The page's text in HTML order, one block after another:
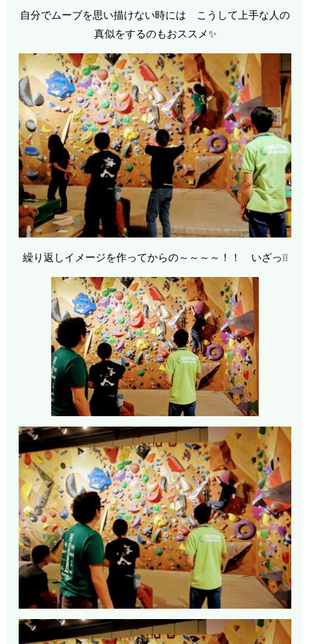
自分でムーブを思い描けない時には こうして上手な人の
真似をするのもおススメ✨
繰り返しイメージを作ってからの～～～～！！ いざっ❕❕